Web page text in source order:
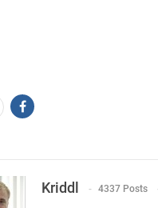
Kriddl 4337 Posts